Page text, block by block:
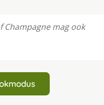
Champagne mag ook